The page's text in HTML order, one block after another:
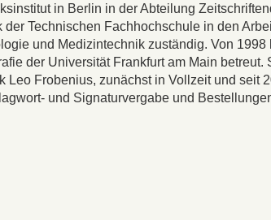
in Berlin in der Abteilung
Technischen Fachhochschule in den
und Medizintechnik zuständig. Von 1998
der Universität Frankfurt am Main betreut.
Frobenius, zunächst in Vollzeit und seit
und Signaturvergabe und